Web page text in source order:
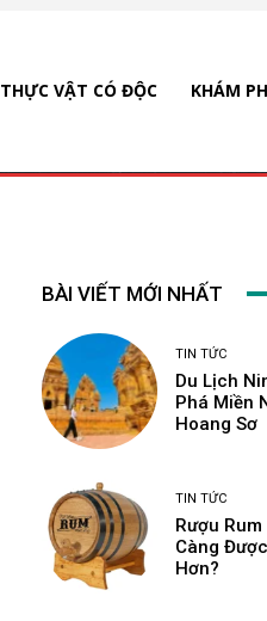
THỰC VẬT CÓ ĐỘC KHÁM
BÀI VIẾT MỚI NHẤT
TIN TỨC
Du Lịch
Phá Miền
Hoang Sơ
TIN TỨC
Rượu
Càng
Hơn?